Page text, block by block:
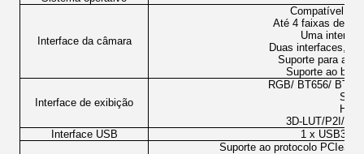
Interface da câmara
Compatível
Até 4 faixas de
Uma
Duas interfaces,
Suporte para até
Suporte ao
Interface de exibição
RGB/ BT656/
3D-LUT/P2I/
Interface USB
1 x USB3.0
Suporte ao protocolo